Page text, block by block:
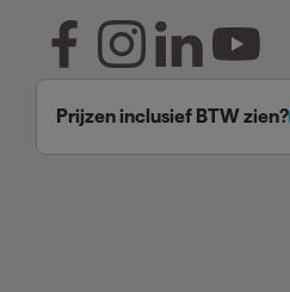
Prijzen inclusief BTW zien?